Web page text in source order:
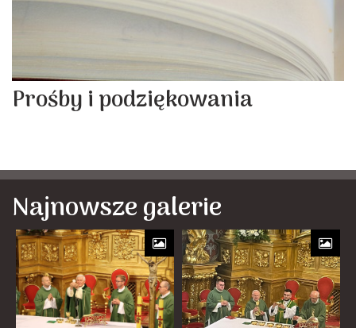
Prośby i podziękowania
Najnowsze galerie